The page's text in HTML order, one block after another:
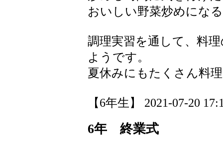
おいしい野菜炒めにな
調理実習を通して、料
ようです。
夏休みにもたくさん料
【6年生】 2021-07-20
6年 終業式